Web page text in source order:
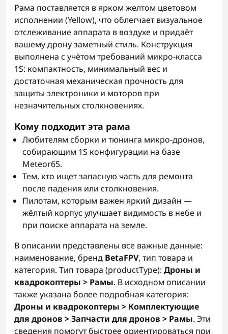
Рама поставляется в ярком желтом цветовом
исполнении (Yellow), что облегчает визуальное
отслеживание аппарата в воздухе и придаёт
вашему дрону заметный стиль. Конструкция
выполнена с учётом требований микро-класса
1S: компактность, минимальный вес и
достаточная механическая прочность для
защиты электроники и моторов при
незначительных столкновениях.
Кому подходит эта рама
Любителям сборки и тюнинга микро-дронов,
собирающим 1S конфигурации на базе
Meteor65.
Тем, кто ищет запасную часть для ремонта
после падения или столкновения.
Пилотам, которым важен яркий дизайн —
жёлтый корпус улучшает видимость в небе и
при поиске аппарата на земле.
В описании представлены все важные данные:
наименование, бренд BetaFPV, тип товара и
категория. Тип товара (productType): Дроны и
квадрокоптеры > Рамы. В исходном описании
также указана более подробная категория:
Дроны и квадрокоптеры > Комплектующие
для дронов > Запчасти для дронов > Рамы. Эти
сведения помогут быстрее ориентироваться при